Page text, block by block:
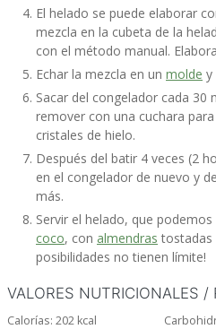
El helado se puede elaborar
mezcla en la cubeta de la
con el método manual.
Echar la mezcla en un molde y
Sacar del congelador cada
remover con una cuchara
cristales de hielo.
Después del batir 4 veces (2
en el congelador de nuevo y
más.
Servir el helado, que
coco, con almendras tostadas
posibilidades no tienen límite!
VALORES NUTRICIONALES /
Calorías: 202 kcal